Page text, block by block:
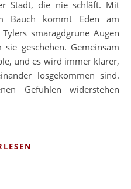
Stadt, die nie schläft. Mit
Bauch kommt Eden am
smaragdgrüne Augen
geschehen. Gemeinsam
und es wird immer klarer,
losgekommen sind.
Gefühlen widerstehen